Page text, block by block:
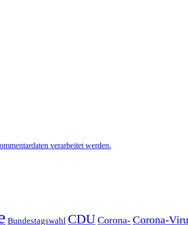
verarbeitet werden.
Bundestagswahl CDUCorona- Corona-